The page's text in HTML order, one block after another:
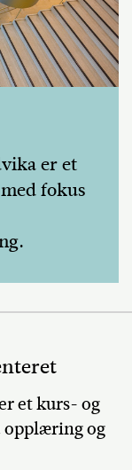
er et
fokus
et kurs- og
opplæring og